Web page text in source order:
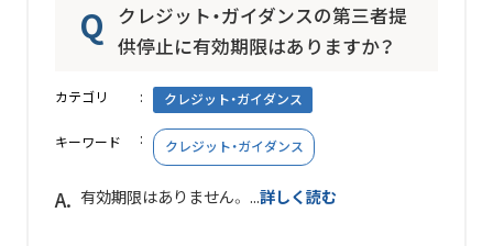
クレジット・ガイダンスの第三者提
供停止に有効期限はありますか？
カテゴリ クレジット・ガイダンス
キーワード クレジット・ガイダンス
有効期限はありません。 ...詳しく読む